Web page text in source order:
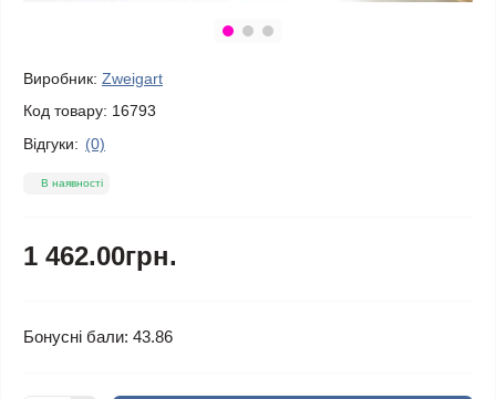
Виробник: Zweigart
Код товару: 16793
Відгуки: (0)
В наявності
1 462.00грн.
Бонусні бали: 43.86